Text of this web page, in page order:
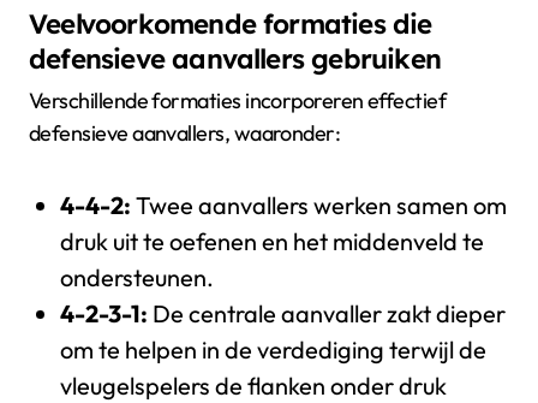
Veelvoorkomende formaties die
defensieve aanvallers gebruiken
Verschillende formaties incorporeren effectief
defensieve aanvallers, waaronder:
4-4-2: Twee aanvallers werken samen om
druk uit te oefenen en het middenveld te
ondersteunen.
4-2-3-1: De centrale aanvaller zakt dieper
om te helpen in de verdediging terwijl de
vleugelspelers de flanken onder druk